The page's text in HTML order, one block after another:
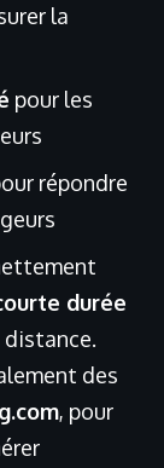
la
pour les
répondre
durée
distance.
des
, pour